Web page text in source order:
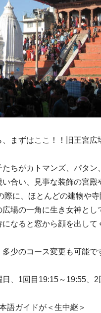
まずはここ！！旧王宮広
ちがカトマンズ、パタン
合い、見事な装飾の宮殿
に、ほとんどの建物や
場の一角に生き女神とし
なると窓から顔を出し
少のコース変更も可能で
、1回目19:15～19:55、
語ガイドが＜生中継＞